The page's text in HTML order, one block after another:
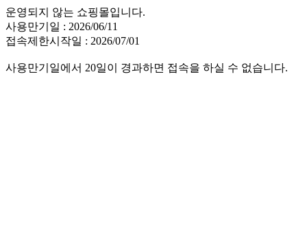
운영되지 않는 쇼핑몰입니다.
사용만기일 : 2026/06/11
접속제한시작일 : 2026/07/01
사용만기일에서 20일이 경과하면 접속을 하실 수 없습니다.